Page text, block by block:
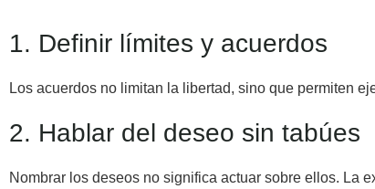
1. Definir límites y acuerdos
Los acuerdos no limitan la libertad, sino que permiten
2. Hablar del deseo sin tabúes
Nombrar los deseos no significa actuar sobre ellos. La